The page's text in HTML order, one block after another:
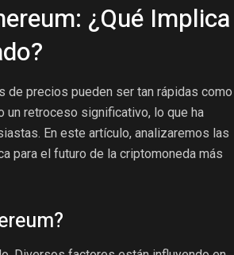
¿Qué Implica
de precios pueden ser tan rápidas como
un retroceso significativo, lo que ha
En este artículo, analizaremos las
para el futuro de la criptomoneda más